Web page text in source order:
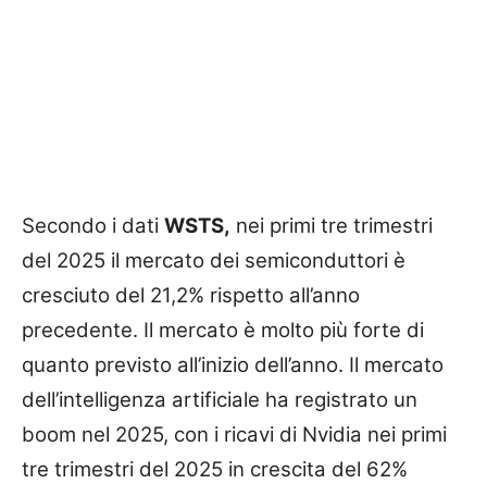
Secondo i dati WSTS, nei primi tre trimestri
del 2025 il mercato dei semiconduttori è
cresciuto del 21,2% rispetto all’anno
precedente. Il mercato è molto più forte di
quanto previsto all’inizio dell’anno. Il mercato
dell’intelligenza artificiale ha registrato un
boom nel 2025, con i ricavi di Nvidia nei primi
tre trimestri del 2025 in crescita del 62%